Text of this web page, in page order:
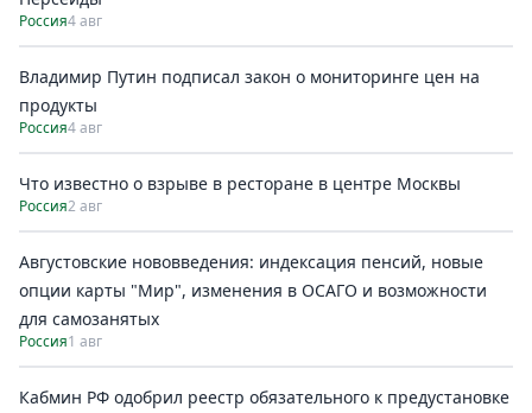
Россия4 авг
Владимир Путин подписал закон о мониторинге цен на
продукты
Россия4 авг
Что известно о взрыве в ресторане в центре Москвы
Россия2 авг
Августовские нововведения: индексация пенсий, новые
опции карты "Мир", изменения в ОСАГО и возможности
для самозанятых
Россия1 авг
Кабмин РФ одобрил реестр обязательного к предустановке